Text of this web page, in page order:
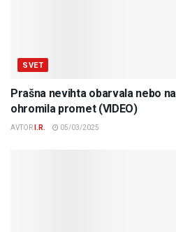
SVET
Prašna nevihta obarvala nebo
ohromila promet (VIDEO)
AVTOR I.R. 05/03/2025